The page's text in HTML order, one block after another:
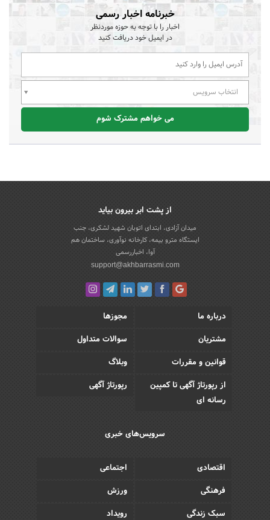
خبرنامه اخبار رسمی
اخبار را با توجه به حوزه موردنظر
در ایمیل خود دریافت کنید
انتخاب سرویس
می خواهم مشترک شوم
از پشت ابر بیرون بیاید
میدان آزادی، ابتدای اتوبان شهید لشکری، جنب
ایستگاه مترو بیمه، کارخانه نوآوری، ساختمان هم
آوا، اخباررسمی
support@akhbarrasmi.com
درباره ما
مجوزها
مشتریان
سوالات متداول
قوانین و مقررات
وبلاگ
از رپورتاژ آگهی تا کمپین
رسانه ای
رپورتاژ آگهی
سرویس‌های خبری
اقتصادی
اجتماعی
فرهنگی
ورزش
سبک زندگی
رویداد